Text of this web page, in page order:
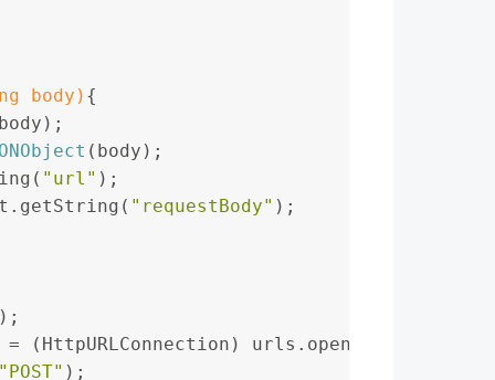
body) {
(body);
"url" );
"requestBody" );
= (HttpURLConnection) urls.openConnection();
);